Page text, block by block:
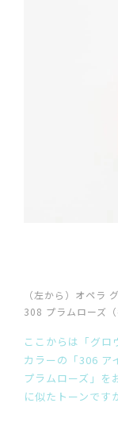
（左から）オペラ
308 プラムローズ
ここからは「グロ
カラーの「306 ア
プラムローズ」を
に似たトーンです